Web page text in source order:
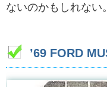
ないのかもしれない
’69 FORD